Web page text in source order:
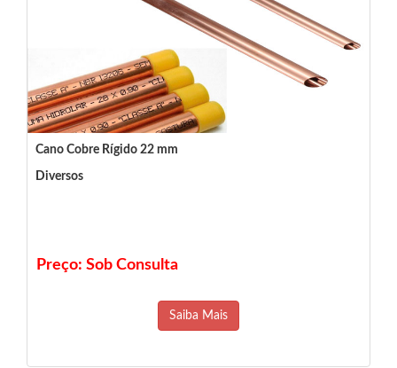
Cano Cobre Rígido 22 mm
Diversos
Preço: Sob Consulta
Saiba Mais